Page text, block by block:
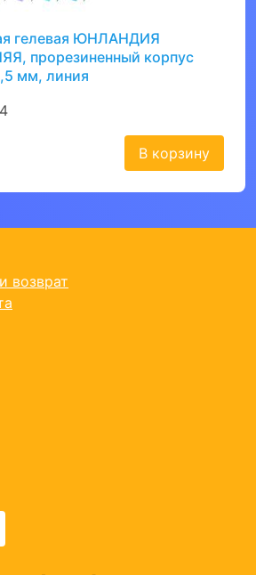
гелевая ЮНЛАНДИЯ
прорезиненный корпус
мм, линия
В корзину
возврат